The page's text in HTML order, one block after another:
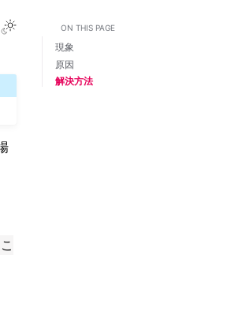
Toggle Light / Dark / Auto color
ON THIS PAGE
現象
原因
解決方法